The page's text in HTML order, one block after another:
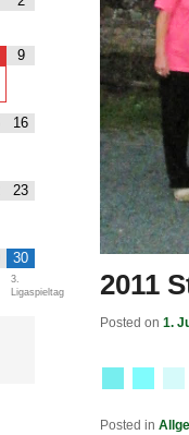
2011
Posted on 1.
Posted in
9
16
23
30
3.
Ligaspieltag